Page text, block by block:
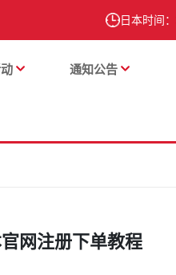
日本时间：
通知公告
网注册下单教程